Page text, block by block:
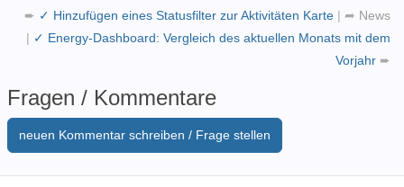
➨ ✓ Hinzufügen eines Statusfilter zur Aktivitäten Karte | ➦ News
| ✓ Energy-Dashboard: Vergleich des aktuellen Monats mit dem
Vorjahr ➨
Fragen / Kommentare
neuen Kommentar schreiben / Frage stellen